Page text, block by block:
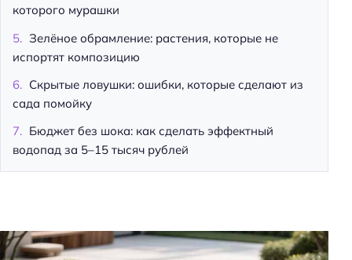
которого мурашки
Зелёное обрамление: растения, которые не
испортят композицию
Скрытые ловушки: ошибки, которые сделают из
сада помойку
Бюджет без шока: как сделать эффектный
водопад за 5–15 тысяч рублей